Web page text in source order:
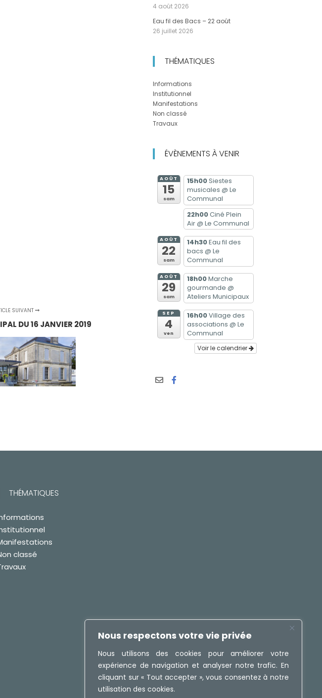
Nous respectons votre vie privée
Nous utilisons des cookies pour améliorer votre
expérience de navigation et analyser notre trafic. En
cliquant sur « Tout accepter », vous consentez à notre
utilisation des cookies.
SUIVANT
DU 16 JANVIER 2019
4 août 2026
Eau fil des Bacs – 22 août
26 juillet 2026
THÉMATIQUES
Informations
Institutionnel
Manifestations
Non classé
Travaux
ÉVÈNEMENTS À VENIR
AOÛT
15
sam
15h00Siestes
musicales @ Le
Communal
22h00Ciné Plein
Air @ Le Communal
AOÛT
22
sam
14h30Eau fil des
bacs @ Le
Communal
AOÛT
29
sam
18h00Marche
gourmande @
Ateliers Municipaux
SEP
4
ven
16h00Village des
associations @ Le
Communal
Voir le calendrier
THÉMATIQUES
classé